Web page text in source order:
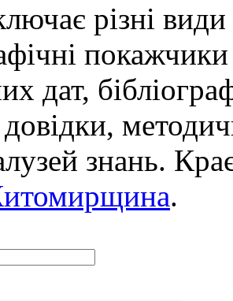
різні
дат,
довідки,
знань.
.